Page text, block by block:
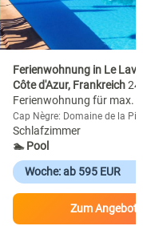
Ferienwohnung in Le
Côte d'Azur, Frankreich24
Ferienwohnung für max.
Cap Nègre: Domaine de la
Schlafzimmer
🏊 Pool
Woche: ab 595 EUR
Zum Angebot